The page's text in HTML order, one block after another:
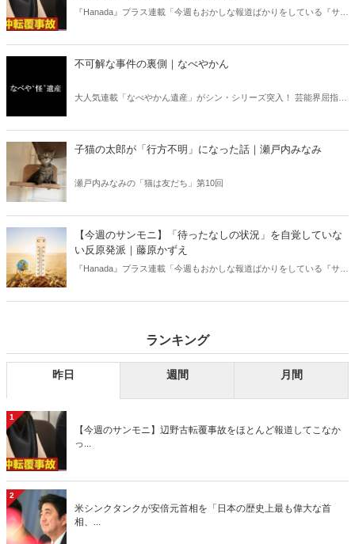
『Hanada』プラス連載「今週もおかしな報道ばかりをしている『サン
不可解な事件の裏側｜なべやかん
大人気連載「なべやかん遺産」がシン・シリーズ突入！ 芸能界屈指の
信じるか信じないかは、あなた次第！ 芸能ニュース
子猫の太郎が「行方不明」になった話｜瀬戸内みなみ
瀬戸内みなみの「猫は友だち」第10回
【今週のサンモニ】「待ったなしの状況」を自覚していな
い反原発派｜藤原かずえ
『Hanada』プラス連載「今週もおかしな報道ばかりをしている『サン
ランキング
昨日 週間 月間
1
【今週のサンモニ】辺野古転覆事故をほとんど報道してこなか
っ...
2
米シンクタンクが安倍元首相を「日本の歴史上最も偉大な首
相、...